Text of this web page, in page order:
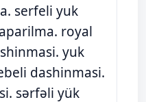
serfeli yuk
royal
yuk
dashinmasi.
sərfəli yük